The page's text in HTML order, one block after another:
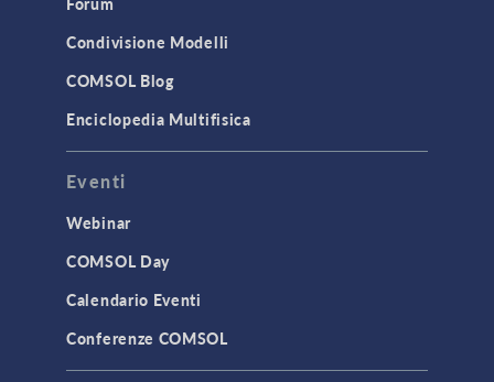
Condivisione Modelli
COMSOL Blog
Enciclopedia Multifisica
Eventi
Webinar
COMSOL Day
Calendario Eventi
Conferenze COMSOL